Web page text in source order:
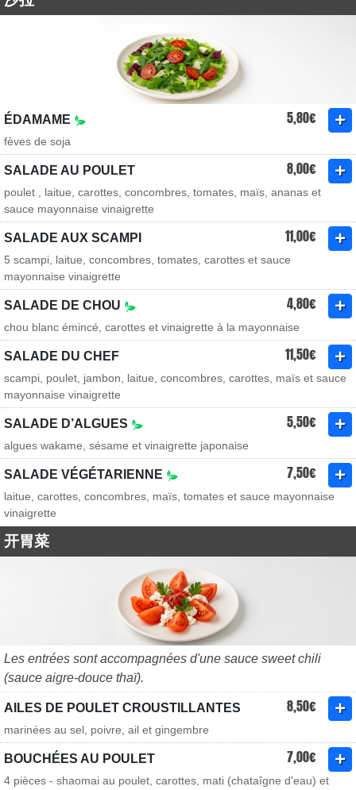
ÉDAMAME 5,80€
fèves de soja
SALADE AU POULET 8,00€
poulet , laitue, carottes, concombres, tomates, maïs, ananas et
sauce mayonnaise vinaigrette
SALADE AUX SCAMPI 11,00€
5 scampi, laitue, concombres, tomates, carottes et sauce
mayonnaise vinaigrette
SALADE DE CHOU 4,80€
chou blanc émincé, carottes et vinaigrette à la mayonnaise
SALADE DU CHEF 11,50€
scampi, poulet, jambon, laitue, concombres, carottes, maïs et sauce
mayonnaise vinaigrette
SALADE D’ALGUES 5,50€
algues wakame, sésame et vinaigrette japonaise
SALADE VÉGÉTARIENNE 7,50€
laitue, carottes, concombres, maïs, tomates et sauce mayonnaise
vinaigrette
开胃菜
Les entrées sont accompagnées d'une sauce sweet chili
(sauce aigre-douce thaï).
AILES DE POULET CROUSTILLANTES 8,50€
marinées au sel, poivre, ail et gingembre
BOUCHÉES AU POULET 7,00€
4 pièces - shaomai au poulet, carottes, mati (chataîgne d'eau) et